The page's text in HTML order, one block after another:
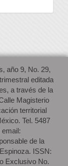
año 9, No. 29,
editada
a través de la
Magisterio
territorial
Tel. 5487
email:
de la
ISSN:
Exclusivo No.